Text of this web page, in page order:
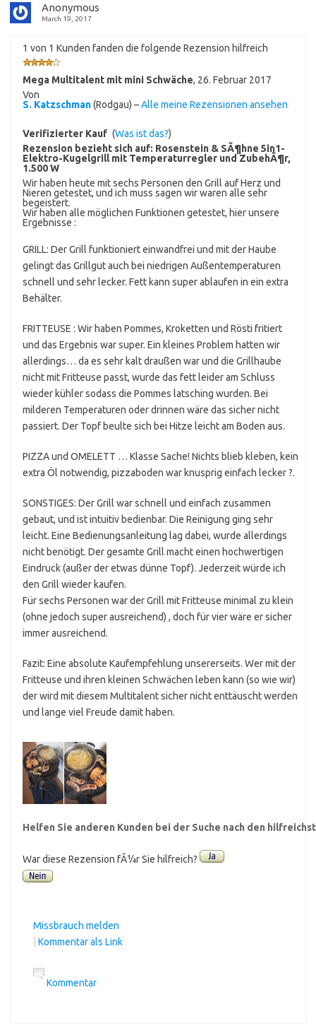
Anonymous
March 19, 2017
1 von 1 Kunden fanden die folgende Rezension hilfreich
Mega Multitalent mit mini Schwäche, 26. Februar 2017
Von
S. Katzschman(Rodgau) –Alle meine Rezensionen ansehen
Verifizierter Kauf (Was ist das?)
Rezension bezieht sich auf: Rosenstein & SÃ¶hne 5in1-
Elektro-Kugelgrill mit Temperaturregler und ZubehÃ¶r,
1.500 W
Wir haben heute mit sechs Personen den Grill auf Herz und
Nieren getestet, und ich muss sagen wir waren alle sehr
begeistert.
Wir haben alle möglichen Funktionen getestet, hier unsere
Ergebnisse :
GRILL: Der Grill funktioniert einwandfrei und mit der Haube
gelingt das Grillgut auch bei niedrigen Außentemperaturen
schnell und sehr lecker. Fett kann super ablaufen in ein extra
Behälter.
FRITTEUSE : Wir haben Pommes, Kroketten und Rösti fritiert
und das Ergebnis war super. Ein kleines Problem hatten wir
allerdings… da es sehr kalt draußen war und die Grillhaube
nicht mit Fritteuse passt, wurde das fett leider am Schluss
wieder kühler sodass die Pommes latsching wurden. Bei
milderen Temperaturen oder drinnen wäre das sicher nicht
passiert. Der Topf beulte sich bei Hitze leicht am Boden aus.
PIZZA und OMELETT … Klasse Sache! Nichts blieb kleben, kein
extra Öl notwendig, pizzaboden war knusprig einfach lecker ?.
SONSTIGES: Der Grill war schnell und einfach zusammen
gebaut, und ist intuitiv bedienbar. Die Reinigung ging sehr
leicht. Eine Bedienungsanleitung lag dabei, wurde allerdings
nicht benötigt. Der gesamte Grill macht einen hochwertigen
Eindruck (außer der etwas dünne Topf). Jederzeit würde ich
den Grill wieder kaufen.
Für sechs Personen war der Grill mit Fritteuse minimal zu klein
(ohne jedoch super ausreichend) , doch für vier wäre er sicher
immer ausreichend.
Fazit: Eine absolute Kaufempfehlung unsererseits. Wer mit der
Fritteuse und ihren kleinen Schwächen leben kann (so wie wir)
der wird mit diesem Multitalent sicher nicht enttäuscht werden
und lange viel Freude damit haben.
Helfen Sie anderen Kunden bei der Suche nach den
War diese Rezension fÃ¼r Sie hilfreich?
Missbrauch melden
Kommentar als Link
Kommentar